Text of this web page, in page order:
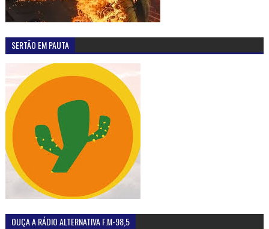
SERTÃO EM PAUTA
OUÇA A RÁDIO ALTERNATIVA F.M-98,5